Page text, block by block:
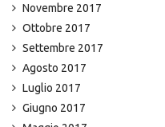
Novembre 2017
Ottobre 2017
Settembre 2017
Agosto 2017
Luglio 2017
Giugno 2017